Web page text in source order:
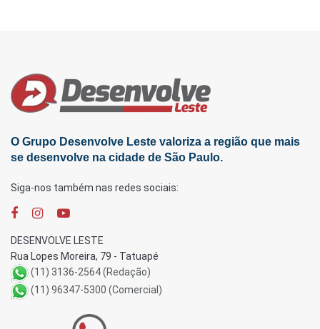
O Grupo Desenvolve Leste valoriza a região que mais
se desenvolve na cidade de São Paulo.
Siga-nos também nas redes sociais:
DESENVOLVE LESTE
Rua Lopes Moreira, 79 - Tatuapé
(11) 3136-2564 (Redação)
(11) 96347-5300 (Comercial)